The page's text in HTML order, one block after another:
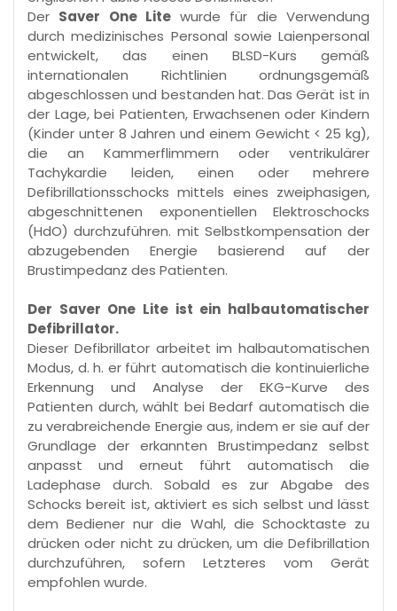
Der Saver One Litewurde für die Verwendung
durch medizinisches Personal sowie Laienpersonal
entwickelt, das einen BLSD-Kurs gemäß
internationalen Richtlinien ordnungsgemäß
abgeschlossen und bestanden hat. Das Gerät ist in
der Lage, bei Patienten, Erwachsenen oder Kindern
(Kinder unter 8 Jahren und einem Gewicht < 25 kg),
die an Kammerflimmern oder ventrikulärer
Tachykardie leiden, einen oder mehrere
Defibrillationsschocks mittels eines zweiphasigen,
abgeschnittenen exponentiellen Elektroschocks
(HdO) durchzuführen. mit Selbstkompensation der
abzugebenden Energie basierend auf der
Brustimpedanz des Patienten.
Der Saver One Lite ist ein halbautomatischer
Defibrillator.
Dieser Defibrillator arbeitet im halbautomatischen
Modus, d. h. er führt automatisch die kontinuierliche
Erkennung und Analyse der EKG-Kurve des
Patienten durch, wählt bei Bedarf automatisch die
zu verabreichende Energie aus, indem er sie auf der
Grundlage der erkannten Brustimpedanz selbst
anpasst und erneut führt automatisch die
Ladephase durch. Sobald es zur Abgabe des
Schocks bereit ist, aktiviert es sich selbst und lässt
dem Bediener nur die Wahl, die Schocktaste zu
drücken oder nicht zu drücken, um die Defibrillation
durchzuführen, sofern Letzteres vom Gerät
empfohlen wurde.